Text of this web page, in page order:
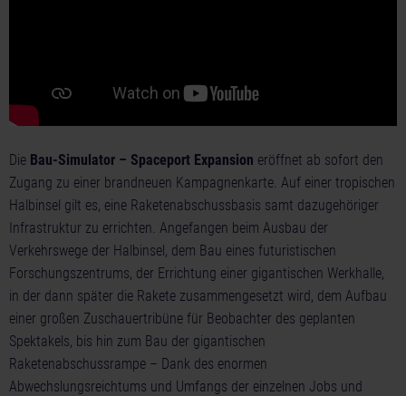
Die Bau-Simulator – Spaceport Expansion eröffnet ab sofort den
Zugang zu einer brandneuen Kampagnenkarte. Auf einer tropischen
Halbinsel gilt es, eine Raketenabschussbasis samt dazugehöriger
Infrastruktur zu errichten. Angefangen beim Ausbau der
Verkehrswege der Halbinsel, dem Bau eines futuristischen
Forschungszentrums, der Errichtung einer gigantischen Werkhalle,
in der dann später die Rakete zusammengesetzt wird, dem Aufbau
einer großen Zuschauertribüne für Beobachter des geplanten
Spektakels, bis hin zum Bau der gigantischen
Raketenabschussrampe – Dank des enormen
Abwechslungsreichtums und Umfangs der einzelnen Jobs und